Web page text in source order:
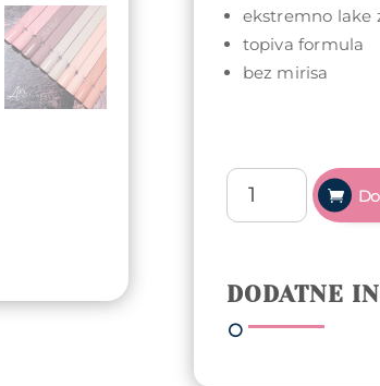
ekstremno lake
topiva formula
bez mirisa
Arty
Nails
trajni
-
013
DODATNE